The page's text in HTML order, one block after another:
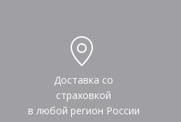
Доставка со
страховкой
в любой регион России